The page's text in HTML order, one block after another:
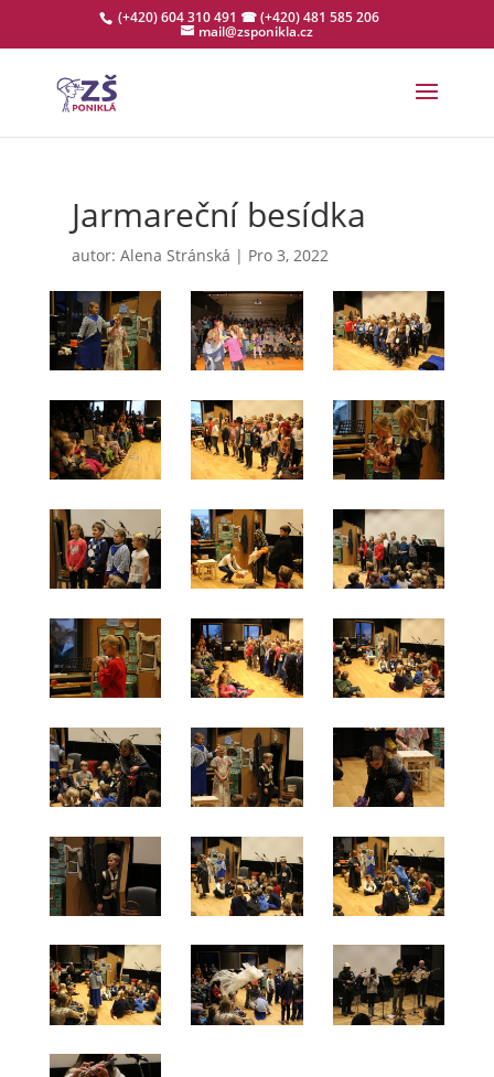
(+420) 604 310 491 ☎ (+420) 481 585 206
mail@zsponikla.cz
Jarmareční besídka
autor: Alena Stránská | Pro 3, 2022